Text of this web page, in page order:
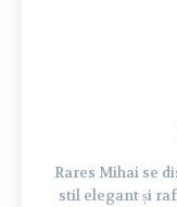
Rares Mihai se
stil elegant și